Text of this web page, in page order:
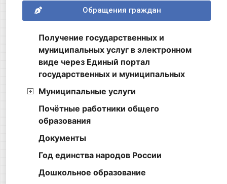
Обращения граждан
Получение государственных и
муниципальных услуг в электронном
виде через Единый портал
государственных и муниципальных
Муниципальные услуги
Почётные работники общего
образования
Документы
Год единства народов России
Дошкольное образование